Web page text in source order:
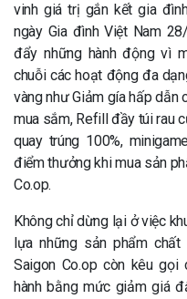
vinh giá trị gắn kết gia
ngày Gia đình Việt Nam
đẩy những hành động vì
chuỗi các hoạt động đa
vàng như Giảm gía hấp dẫn
mua sắm, Refill đầy túi rau
quay trúng 100%,
điểm thưởng khi mua sản
Co.op.
Không chỉ dừng lại ở việc
lựa những sản phẩm
Saigon Co.op còn kêu
hành bằng mức giảm giá